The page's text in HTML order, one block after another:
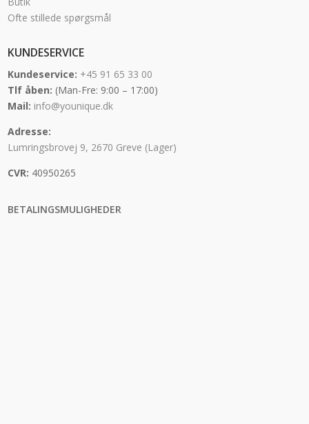
Ofte stillede spørgsmål
KUNDESERVICE
Kundeservice: +45 91 65 33 00
Tlf åben: (Man-Fre: 9:00 – 17:00)
Mail: info@younique.dk
Adresse:
Lumringsbrovej 9, 2670 Greve (Lager)
CVR: 40950265
BETALINGSMULIGHEDER